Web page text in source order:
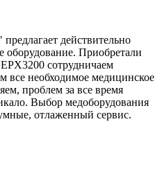
действительно
Приобретали
сотрудничаем
все необходимое медицинское
проблем за все время
Выбор медоборудования
отлаженный сервис.